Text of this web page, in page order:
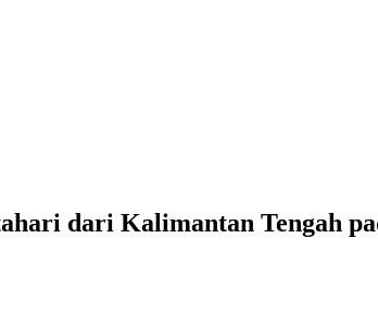
dari Kalimantan Tengah